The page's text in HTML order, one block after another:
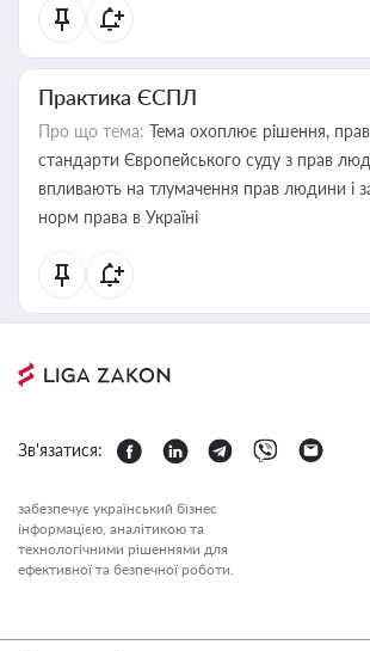
Практика ЄСПЛ
Про що тема: Тема охоплює рішення,
стандарти Європейського суду з прав
впливають на тлумачення прав людини і
норм права в Україні
Зв'язатися:
забезпечує український бізнес
інформацією, аналітикою та
технологічними рішеннями для
ефективної та безпечної роботи.